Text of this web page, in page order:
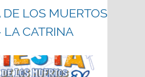
DE LOS MUERTOS
LA CATRINA